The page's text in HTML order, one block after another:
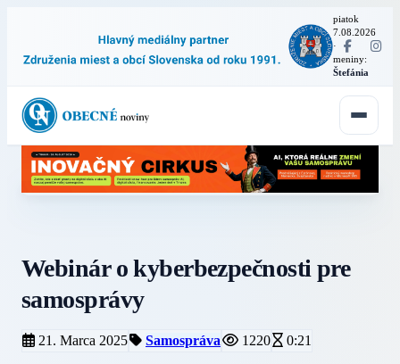
piatok
7.08.2026
·
meniny:
Štefánia
Webinár o kyberbezpečnosti pre
samosprávy
21. Marca 2025 Samospráva 1220 0:21